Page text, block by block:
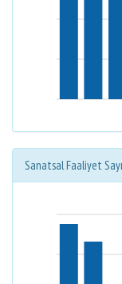
Sanatsal Faaliyet